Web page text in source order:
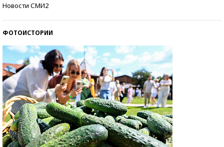
Новости СМИ2
ФОТОИСТОРИИ